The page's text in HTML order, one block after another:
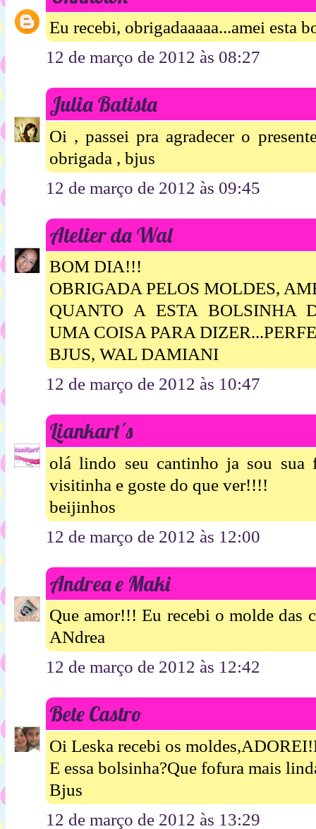
Eu recebi, obrigadaaaaa...amei esta
12 de março de 2012 às 08:27
Julia Batista
Oi , passei pra agradecer o
obrigada , bjus
12 de março de 2012 às 09:45
Atelier da Wal
BOM DIA!!!
OBRIGADA PELOS MOLDES,
QUANTO A ESTA BOLSINHA
UMA COISA PARA
BJUS, WAL DAMIANI
12 de março de 2012 às 10:47
Liankart´s
olá lindo seu cantinho ja sou sua
visitinha e goste do que ver!!!!
beijinhos
12 de março de 2012 às 12:00
Andrea e Maki
Que amor!!! Eu recebi o molde das
ANdrea
12 de março de 2012 às 12:42
Bete Castro
Oi Leska recebi os
E essa bolsinha?Que fofura mais
Bjus
12 de março de 2012 às 13:29